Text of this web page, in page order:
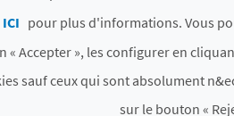
draps et des accessoires
celles qu’ils croisent à
satyriques, sur le village et
l’énergie réchauffe le cœur.
ICI pour plus d'informations. Vous
« Accepter », les configurer en
sauf ceux qui sont absolument
sur le bouton «